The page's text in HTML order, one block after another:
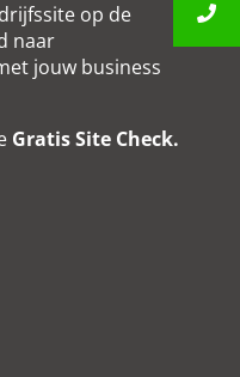
op de
naar
jouw business
Gratis Site Check.